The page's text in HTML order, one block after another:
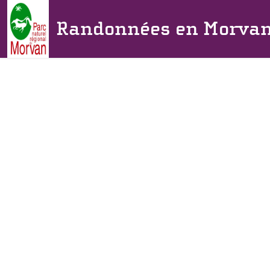
Randonnées en